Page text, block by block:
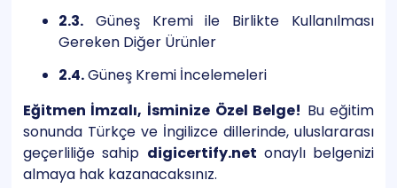
2.3.Güneş Kremi ile Birlikte Kullanılması
Gereken Diğer Ürünler
2.4.Güneş Kremi İncelemeleri
Eğitmen İmzalı, İsminize Özel Belge! Bu eğitim
sonunda Türkçe ve İngilizce dillerinde, uluslararası
geçerliliğe sahip digicertify.net onaylı belgenizi
almaya hak kazanacaksınız.